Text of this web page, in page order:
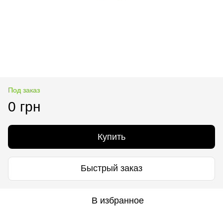
Под заказ
0 грн
Купить
Быстрый заказ
В избранное